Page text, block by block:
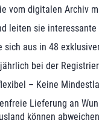
vom digitalen Archiv
leiten sie
sich aus in 48
bei der
– Keine
Lieferung an
können